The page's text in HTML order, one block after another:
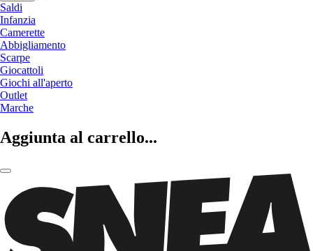
Saldi
Infanzia
Camerette
Abbigliamento
Scarpe
Giocattoli
Giochi all'aperto
Outlet
Marche
Aggiunta al carrello...